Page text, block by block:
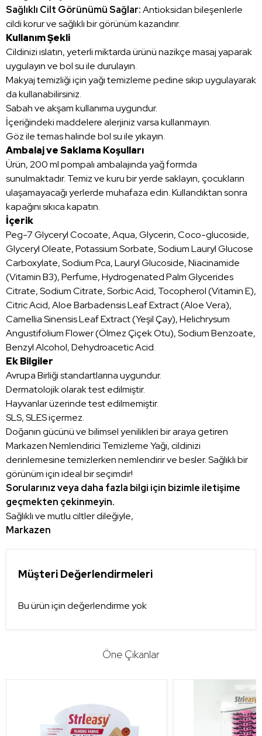
Sağlıklı Cilt Görünümü Sağlar:Antioksidan bileşenlerle
cildi korur ve sağlıklı bir görünüm kazandırır.
Kullanım Şekli
Cildinizi ıslatın, yeterli miktarda ürünü nazikçe masaj yaparak
uygulayın ve bol su ile durulayın.
Makyaj temizliği için yağı temizleme pedine sıkıp uygulayarak
da kullanabilirsiniz.
Sabah ve akşam kullanıma uygundur.
İçeriğindeki maddelere alerjiniz varsa kullanmayın.
Göz ile temas halinde bol su ile yıkayın.
Ambalaj ve Saklama Koşulları
Ürün, 200 ml pompalı ambalajında yağ formda
sunulmaktadır. Temiz ve kuru bir yerde saklayın, çocukların
ulaşamayacağı yerlerde muhafaza edin. Kullandıktan sonra
kapağını sıkıca kapatın.
İçerik
Peg-7 Glyceryl Cocoate, Aqua, Glycerin, Coco-glucoside,
Glyceryl Oleate, Potassium Sorbate, Sodium Lauryl Glucose
Carboxylate, Sodium Pca, Lauryl Glucoside, Niacinamide
(Vitamin B3), Perfume, Hydrogenated Palm Glycerides
Citrate, Sodium Citrate, Sorbic Acid, Tocopherol (Vitamin E),
Citric Acid, Aloe Barbadensis Leaf Extract (Aloe Vera),
Camellia Sinensis Leaf Extract (Yeşil Çay), Helichrysum
Angustifolium Flower (Ölmez Çiçek Otu), Sodium Benzoate,
Benzyl Alcohol, Dehydroacetic Acid.
Ek Bilgiler
Avrupa Birliği standartlarına uygundur.
Dermatolojik olarak test edilmiştir.
Hayvanlar üzerinde test edilmemiştir.
SLS, SLES içermez.
Doğanın gücünü ve bilimsel yenilikleri bir araya getiren
Markazen Nemlendirici Temizleme Yağı, cildinizi
derinlemesine temizlerken nemlendirir ve besler. Sağlıklı bir
görünüm için ideal bir seçimdir!
Sorularınız veya daha fazla bilgi için bizimle iletişime
geçmekten çekinmeyin.
Sağlıklı ve mutlu ciltler dileğiyle,
Markazen
Müşteri Değerlendirmeleri
Bu ürün için değerlendirme yok
Öne Çıkanlar